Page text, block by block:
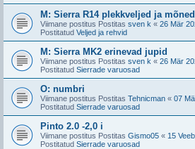
M: Sierra R14 plekkveljed ja
Viimane postitus Postitas sven k « 26 Mär
Postitatud Veljed ja rehvid
M: Sierra MK2 erinevad jupid
Viimane postitus Postitas sven k « 26 Mär
Postitatud Sierrade varuosad
O: numbri
Viimane postitus Postitas Tehnicman « 07
Postitatud Sierrade varuosad
Pinto 2.0 -2,0 i
Viimane postitus Postitas Gismo05 « 15
Postitatud Sierrade varuosad